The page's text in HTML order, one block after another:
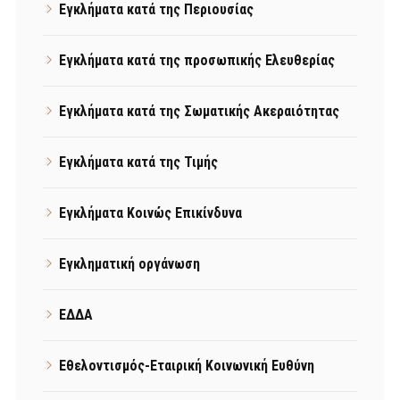
Εγκλήματα κατά της Περιουσίας
Εγκλήματα κατά της προσωπικής Ελευθερίας
Εγκλήματα κατά της Σωματικής Ακεραιότητας
Εγκλήματα κατά της Τιμής
Εγκλήματα Κοινώς Επικίνδυνα
Εγκληματική οργάνωση
ΕΔΔΑ
Εθελοντισμός-Εταιρική Κοινωνική Ευθύνη